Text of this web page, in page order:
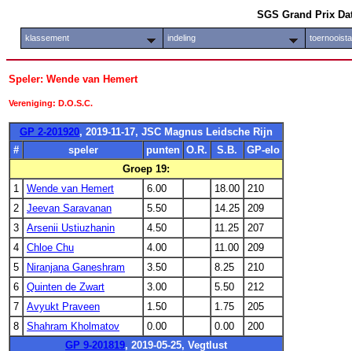
SGS Grand Prix
klassement indeling
Speler: Wende van Hemert
Vereniging: D.O.S.C.
GP 2-201920, 2019-11-17, JSC Magnus Leidsche Rijn
#
speler punten O.R. S.B.
GP-elo
Groep 19:
1
Wende van Hemert 6.00 18.00
210
2
Jeevan Saravanan 5.50 14.25
209
3
Arsenii Ustiuzhanin 4.50 11.25
207
4
Chloe Chu 4.00 11.00
209
5
Niranjana Ganeshram 3.50 8.25
210
6
Quinten de Zwart 3.00 5.50
212
7
Avyukt Praveen 1.50 1.75
205
8
Shahram Kholmatov 0.00 0.00
200
GP 9-201819, 2019-05-25, Vegtlust